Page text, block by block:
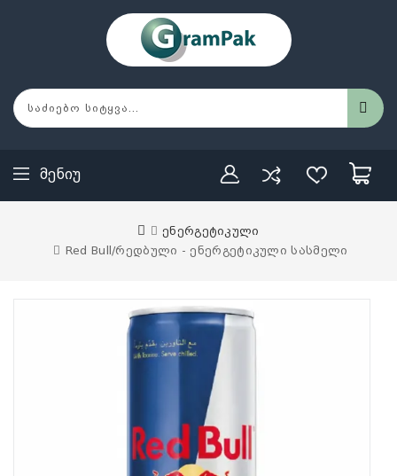
Მენიუ
ენერგეტიკული
Red Bull/რედბული - ენერგეტიკული სასმელი